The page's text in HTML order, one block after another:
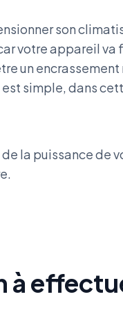
son
votre appareil va
un
simple, dans
la puissance de
à